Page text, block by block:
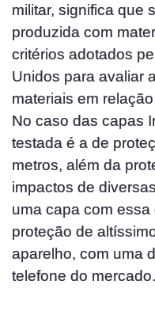
militar, significa que
produzida com
critérios adotados
Unidos para avaliar
materiais em
No caso das capas
testada é a de
metros, além da
impactos de
uma capa com
proteção de
aparelho, com uma
telefone do mercado.